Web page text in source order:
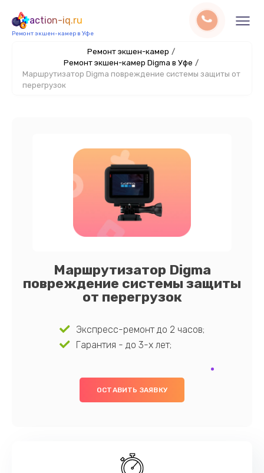
action-iq.ru
Ремонт экшен-камер в Уфе
Ремонт экшен-камер /
Ремонт экшен-камер Digma в Уфе /
Маршрутизатор Digma повреждение системы защиты от
перегрузок
Маршрутизатор Digma
повреждение системы защиты
от перегрузок
Экспресс-ремонт до 2 часов;
Гарантия - до 3-х лет;
ОСТАВИТЬ ЗАЯВКУ